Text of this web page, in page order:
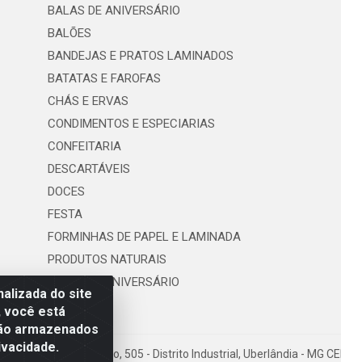
do site
você está
armazenados
BALAS DE ANIVERSÁRIO
BALÕES
BANDEJAS E PRATOS LAMINADOS
BATATAS E FAROFAS
CHÁS E ERVAS
CONDIMENTOS E ESPECIARIAS
CONFEITARIA
DESCARTÁVEIS
DOCES
FESTA
FORMINHAS DE PAPEL E LAMINADA
PRODUTOS NATURAIS
VELAS DE ANIVERSÁRIO
Anterino Mariano, 505 - Distrito Industrial, Uberlândia - MG